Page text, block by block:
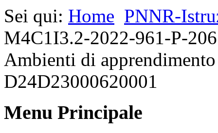
Sei qui: Home PNNR-
M4C1I3.2-2022-961-P-
Ambienti di
D24D23000620001
Menu Principale